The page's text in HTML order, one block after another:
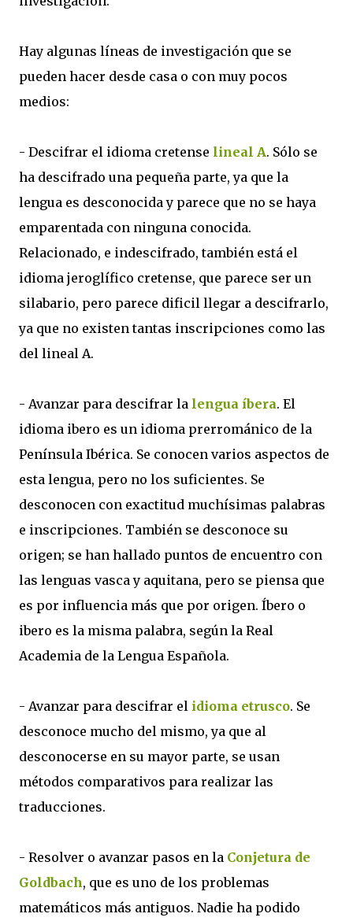
Hay algunas líneas de investigación que se
pueden hacer desde casa o con muy pocos
medios:
- Descifrar el idioma cretense lineal A. Sólo se
ha descifrado una pequeña parte, ya que la
lengua es desconocida y parece que no se haya
emparentada con ninguna conocida.
Relacionado, e indescifrado, también está el
idioma jeroglífico cretense, que parece ser un
silabario, pero parece dificil llegar a descifrarlo,
ya que no existen tantas inscripciones como las
del lineal A.
- Avanzar para descifrar la lengua íbera. El
idioma ibero es un idioma prerrománico de la
Península Ibérica. Se conocen varios aspectos de
esta lengua, pero no los suficientes. Se
desconocen con exactitud muchísimas palabras
e inscripciones. También se desconoce su
origen; se han hallado puntos de encuentro con
las lenguas vasca y aquitana, pero se piensa que
es por influencia más que por origen. Íbero o
ibero es la misma palabra, según la Real
Academia de la Lengua Española.
- Avanzar para descifrar el idioma etrusco. Se
desconoce mucho del mismo, ya que al
desconocerse en su mayor parte, se usan
métodos comparativos para realizar las
traducciones.
- Resolver o avanzar pasos en la Conjetura de
Goldbach, que es uno de los problemas
matemáticos más antiguos. Nadie ha podido